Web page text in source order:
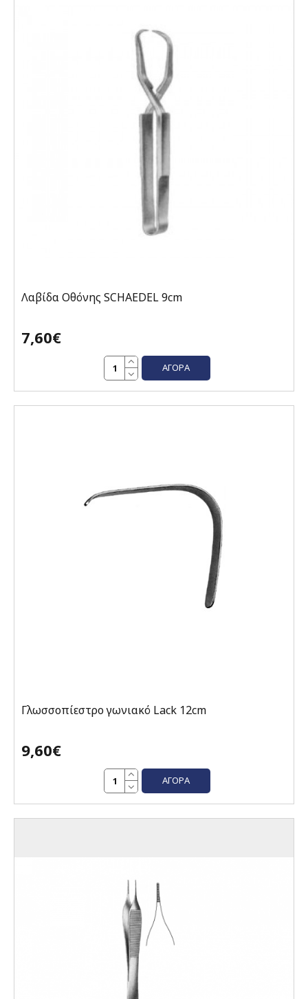
Λαβίδα Οθόνης SCHAEDEL 9cm
7,60€
ΑΓΟΡΆ
Γλωσσοπίεστρο γωνιακό Lack 12cm
9,60€
ΑΓΟΡΆ